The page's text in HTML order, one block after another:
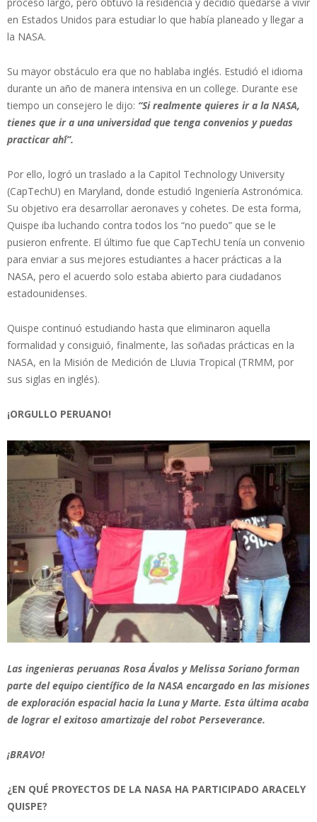
en Estados Unidos para estudiar lo que había planeado y llegar a
la NASA.
Su mayor obstáculo era que no hablaba inglés. Estudió el idioma
durante un año de manera intensiva en un college. Durante ese
tiempo un consejero le dijo: “Si realmente quieres ir a la NASA,
tienes que ir a una universidad que tenga convenios y puedas
practicar ahí́”.
Por ello, logró un traslado a la Capitol Technology University
(CapTechU) en Maryland, donde estudió Ingeniería Astronómica.
Su objetivo era desarrollar aeronaves y cohetes. De esta forma,
Quispe iba luchando contra todos los “no puedo” que se le
pusieron enfrente. El último fue que CapTechU tenía un convenio
para enviar a sus mejores estudiantes a hacer prácticas a la
NASA, pero el acuerdo solo estaba abierto para ciudadanos
estadounidenses.
Quispe continuó estudiando hasta que eliminaron aquella
formalidad y consiguió, finalmente, las soñadas prácticas en la
NASA, en la Misión de Medición de Lluvia Tropical (TRMM, por
sus siglas en inglés).
¡ORGULLO PERUANO!
Las ingenieras peruanas Rosa Ávalos y Melissa Soriano forman
parte del equipo científico de la NASA encargado en las misiones
de exploración espacial hacia la Luna y Marte. Esta última acaba
de lograr el exitoso amartizaje del robot Perseverance.
¡BRAVO!
¿EN QUÉ PROYECTOS DE LA NASA HA PARTICIPADO ARACELY
QUISPE?